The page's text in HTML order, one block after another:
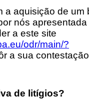
a aquisição de um
nós apresentada
a este site
odr/main/?
a sua
de litígios?